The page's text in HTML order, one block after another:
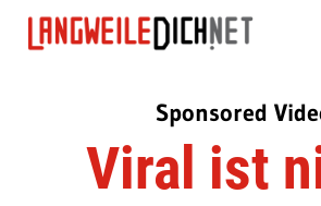
Sponsored
Viral ist